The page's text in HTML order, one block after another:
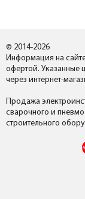
© 2014-2026
Информация на
офертой. Указанные
через интернет-
Продажа
сварочного и
строительного